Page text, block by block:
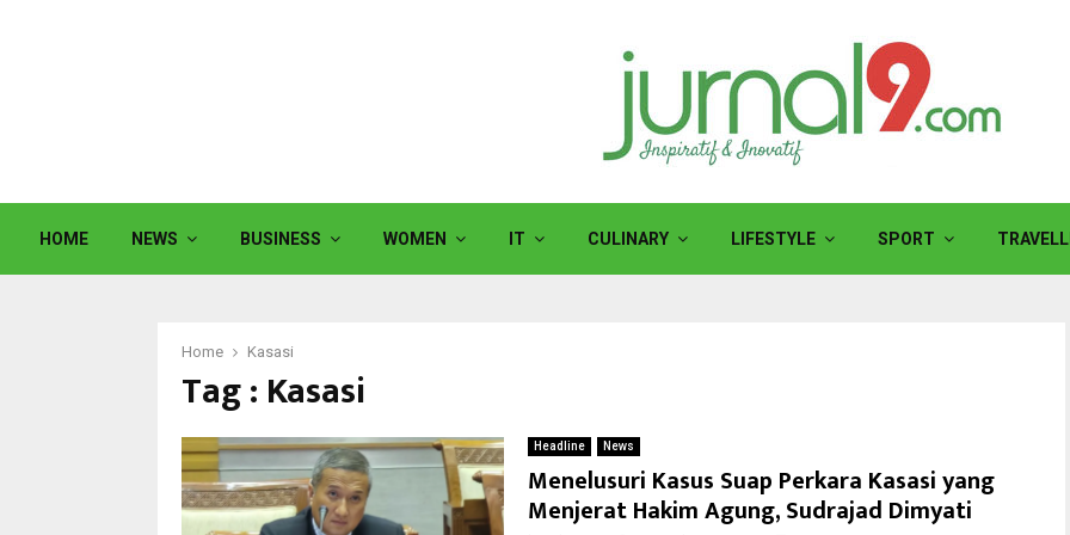
HOME NEWS BUSINESS WOMEN IT CULINARY LIFESTYLE SPORT
Home Kasasi
Tag : Kasasi
Headline News
Menelusuri Kasus Suap Perkara Kasasi yang
Menjerat Hakim Agung, Sudrajad Dimyati